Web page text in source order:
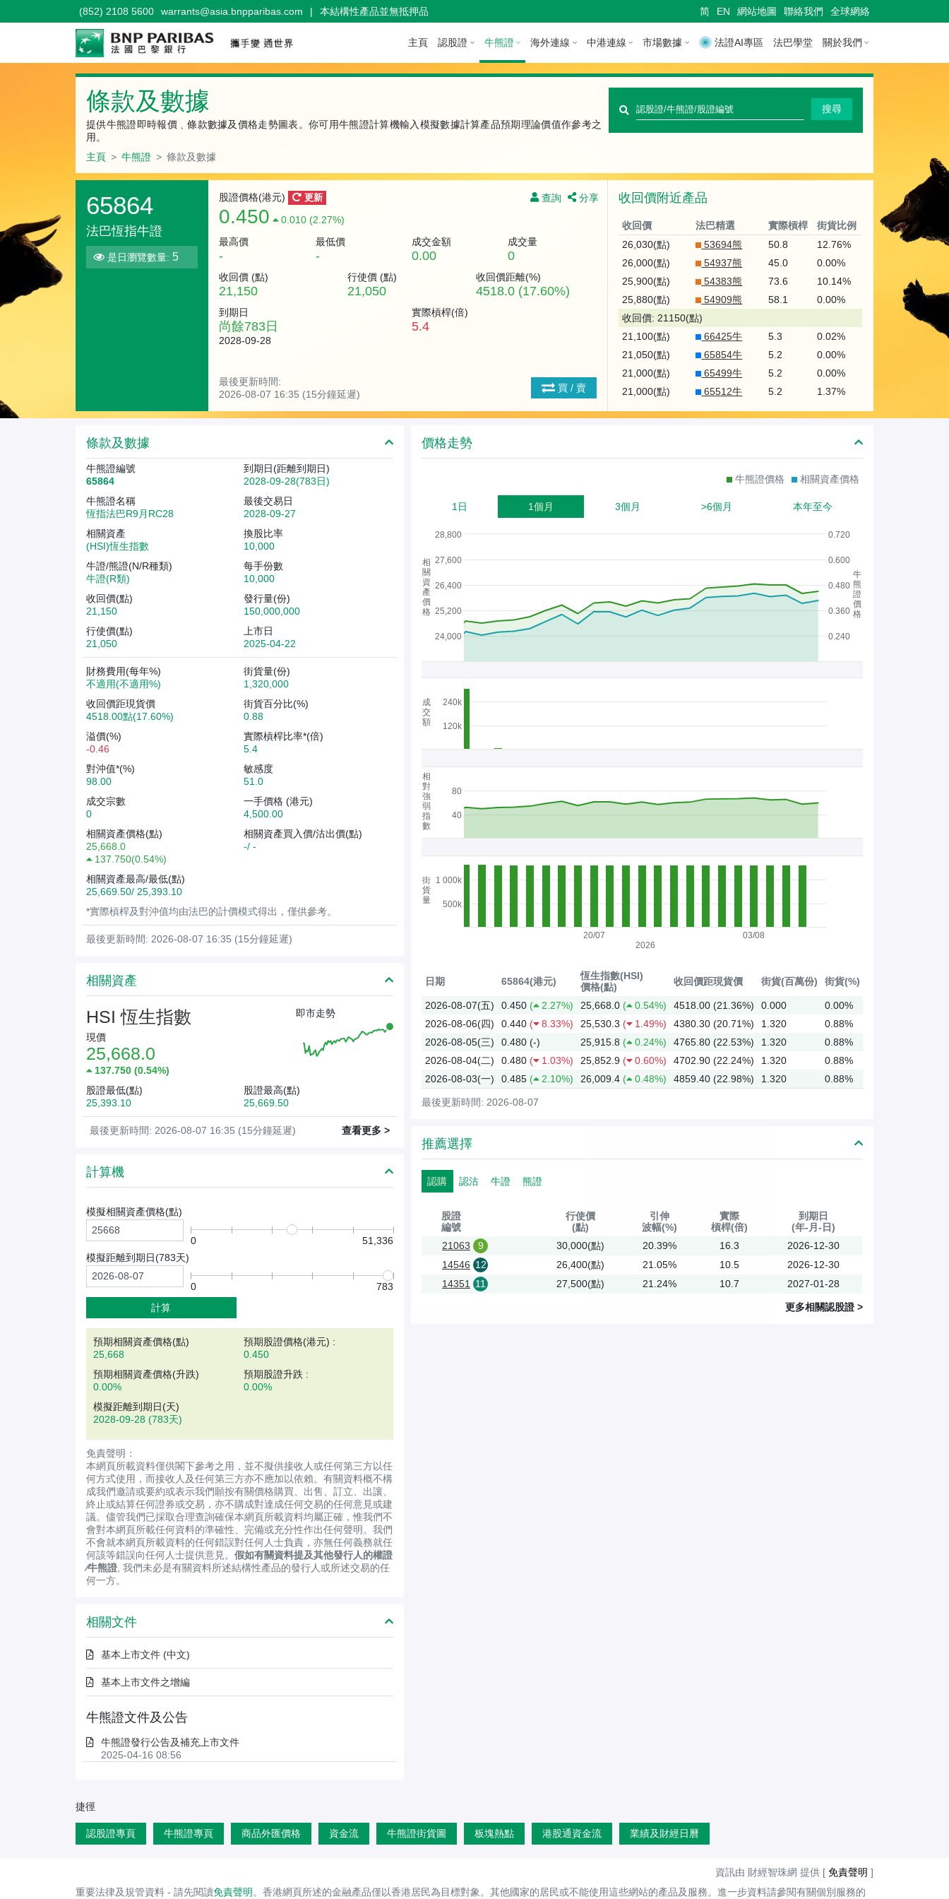
(852) 2108 5600 warrants@asia.bnpparibas.com | 本結構性產品並無抵押品 简 EN 網站地圖 聯絡我們 全球網絡
主頁 認股證 牛熊證 海外連線 中港連線 市場數據 法證AI專區 法巴學堂 關於我們
牛熊證
條款及數據
提供牛熊證即時報價﹑條款數據及價格走勢圖表。你可用牛熊證計算機輸入模擬數據計算產品預期理論價值作參考之
用。
主頁
牛熊證 條款及數據
快
速
尋
認
股
證
/
牛
熊
證
/
股
證
搜尋
65864
法巴恆指牛證
是日瀏覽數量: 5
查詢 分享
股證價格(港元) 更新
0.450
0.010 (2.27%)
最高價
-
最低價
-
成交金額
0.00
成交量
0
收回價 (點)
21,150
行使價 (點)
21,050
收回價距離(%)
4518.0 (17.60%)
到期日
尚餘783日
2028-09-28
實際槓桿(倍)
5.4
最後更新時間:
2026-08-07 16:35 (15分鐘延遲)
買 / 賣
收回價附近產品
收回價 法巴精選 實際槓桿
街貨比例
26,030(點)
53694熊 50.8
12.76%
26,000(點)
54937熊 45.0
0.00%
25,900(點)
54383熊 73.6
10.14%
25,880(點)
54909熊 58.1
0.00%
收回價: 21150(點)
21,100(點)
66425牛 5.3
0.02%
21,050(點)
65854牛 5.2
0.00%
21,000(點)
65499牛 5.2
0.00%
21,000(點)
65512牛 5.2 1.37%
條款及數據
牛熊證編號
65864
到期日(距離到期日)
2028-09-28(783日)
牛熊證名稱
恆指法巴R9月RC28
最後交易日
2028-09-27
相關資產
(HSI)恆生指數
換股比率
10,000
牛證/熊證(N/R種類)
牛證(R類)
每手份數
10,000
收回價(點)
21,150
發行量(份)
150,000,000
行使價(點)
21,050
上市日
2025-04-22
財務費用(每年%)
不適用(不適用%)
街貨量(份)
1,320,000
收回價距現貨價
4518.00點(17.60%)
街貨百分比(%)
0.88
溢價(%)
-0.46
實際槓桿比率*(倍)
5.4
對沖值*(%)
98.00
敏感度
51.0
成交宗數
0
一手價格 (港元)
4,500.00
相關資產價格(點)
25,668.0
137.750(0.54%)
相關資產買入價/沽出價(點)
-/ -
相關資產最高/最低(點)
25,669.50/ 25,393.10
*實際槓桿及對沖值均由法巴的計價模式得出，僅供參考。
最後更新時間: 2026-08-07 16:35 (15分鐘延遲)
相關資產
HSI 恆生指數
現價
25,668.0
137.750 (0.54%)
即市走勢
股證最低(點)
25,393.10
股證最高(點)
25,669.50
最後更新時間: 2026-08-07 16:35 (15分鐘延遲) 查看更多 >
計算機
模擬相關資產價格(點)
0
51,336
模擬距離到期日(783天)
0
783
計算
預期相關資產價格(點)
25,668
預期股證價格(港元) :
0.450
預期相關資產價格(升跌)
0.00%
預期股證升跌 :
0.00%
模擬距離到期日(天)
2028-09-28 (783天)
免責聲明：
本網頁所載資料僅供閣下參考之用，並不擬供接收人或任何第三方以任
何方式使用，而接收人及任何第三方亦不應加以依賴。有關資料概不構
成我們邀請或要約或表示我們願按有關價格購買、出售、訂立、出讓、
終止或結算任何證券或交易，亦不購成對達成任何交易的任何意見或建
議。儘管我們已採取合理查詢確保本網頁所載資料均屬正確，惟我們不
會對本網頁所載任何資料的準確性、完備或充分性作出任何聲明。我們
不會就本網頁所載資料的任何錯誤對任何人士負責，亦無任何義務就任
何該等錯誤向任何人士提供意見。 假如有關資料提及其他發行人的權證
∕牛熊證 , 我們未必是有關資料所述結構性產品的發行人或所述交易的任
何一方。
相關文件
基本上市文件 (中文)
基本上市文件之增編
牛熊證文件及公告
牛熊證發行公告及補充上市文件
2025-04-16 08:56
價格走勢
牛熊證價格 相關資產價格
1日 1個月 3個月 >6個月 本年至今
20/07 03/08
24,000
26,400
28,800
25,200
27,600
0.240
0.360
0.480
0.600
0.720
120k
240k
40
80
500k
1 000k
2026
相
關
資
產
價
格
牛
熊
證
價
格
成
交
額
相
對
強
弱
指
數
街
貨
量
日期 65864(港元)
恆生指數(HSI)
價格(點)
收回價距現貨價 街貨(百萬份) 街貨(%)
2026-08-07(五) 0.450 ( 2.27%) 25,668.0 ( 0.54%) 4518.00 (21.36%) 0.000
0.00%
2026-08-06(四)
0.440 ( 8.33%) 25,530.3 ( 1.49%) 4380.30 (20.71%) 1.320
0.88%
2026-08-05(三)
0.480 (-) 25,915.8 ( 0.24%) 4765.80 (22.53%) 1.320
0.88%
2026-08-04(二)
0.480 ( 1.03%) 25,852.9 ( 0.60%) 4702.90 (22.24%) 1.320
0.88%
2026-08-03(一)
0.485 ( 2.10%) 26,009.4 ( 0.48%) 4859.40 (22.98%) 1.320 0.88%
最後更新時間: 2026-08-07
推薦選擇
認購 認沽 牛證 熊證
股證
編號
行使價
(點)
引伸
波幅(%)
實際
槓桿(倍)
到期日
(年-月-日)
21063
9 30,000(點) 20.39% 16.3
2026-12-30
14546 12 26,400(點) 21.05% 10.5
2026-12-30
14351
11 27,500(點) 21.24% 10.7 2027-01-28
更多相關認股證>
捷徑
認股證專頁 牛熊證專頁 商品外匯價格 資金流 牛熊證街貨圖 板塊熱點 港股通資金流 業績及財經日曆
資訊由 財經智珠網 提供 [ 免責聲明 ]
重要法律及規管資料 - 請先閱讀免責聲明。香港網頁所述的金融產品僅以香港居民為目標對象。其他國家的居民或不能使用這些網站的產品及服務。進一步資料請參閱有關個別服務的